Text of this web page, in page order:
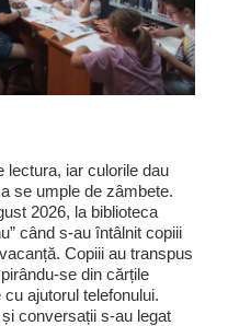
lectura, iar culorile dau
se umple de zâmbete.
2026, la biblioteca
când s-au întâlnit copiii
Copiii au transpus
se din cărțile
ajutorul telefonului.
conversații s-au legat